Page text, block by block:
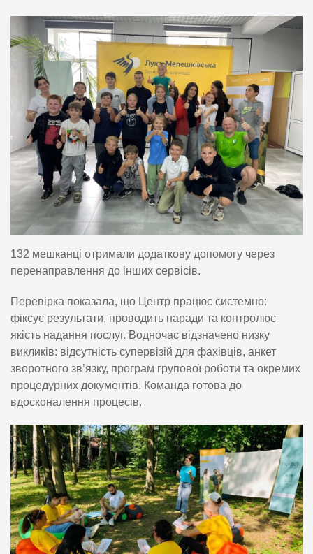
132 мешканці отримали додаткову допомогу через
перенаправлення до інших сервісів.
Перевірка показала, що Центр працює системно:
фіксує результати, проводить наради та контролює
якість надання послуг. Водночас відзначено низку
викликів: відсутність супервізій для фахівців, анкет
зворотного зв’язку, програм групової роботи та окремих
процедурних документів. Команда готова до
вдосконалення процесів.